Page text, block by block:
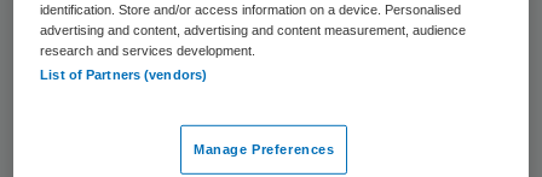
Rijnstate presenteert gefaseerde
nieuwbouwplannen tot 2050
identification. Store and/or access information on a device. Personalised
advertising and content, advertising and content measurement, audience
research and services development.
List of Partners (vendors)
Manage Preferences